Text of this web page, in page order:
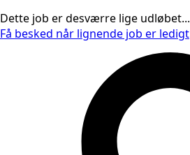
Dette job er desværre lige udløbet...
Få besked når lignende job er ledigt